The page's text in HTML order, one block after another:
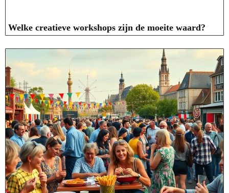
Welke creatieve workshops zijn de moeite waard?